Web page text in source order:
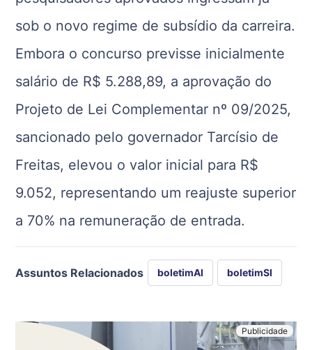
sob o novo regime de subsídio da carreira.
Embora o concurso previsse inicialmente
salário de R$ 5.288,89, a aprovação do
Projeto de Lei Complementar nº 09/2025,
sancionado pelo governador Tarcísio de
Freitas, elevou o valor inicial para R$
9.052, representando um reajuste superior
a 70% na remuneração de entrada.
Assuntos Relacionados boletimAI boletimSI